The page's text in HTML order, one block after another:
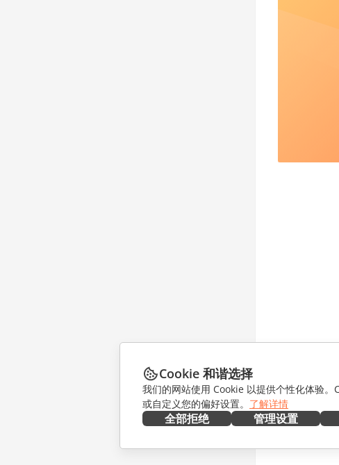
Cookie 和谐选择
我们的网站使用 Cookie 以提供个性化体验
或自定义您的偏好设置。 了解详情
全部拒绝 管理设置